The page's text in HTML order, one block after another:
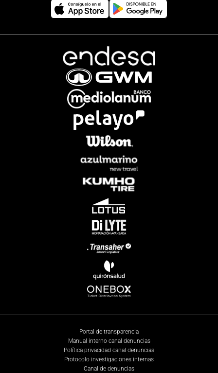
Portal de transparencia
Manual interno canal denuncias
Política privacidad canal denuncias
Protocolo investigaciones internas
Canal de denuncias